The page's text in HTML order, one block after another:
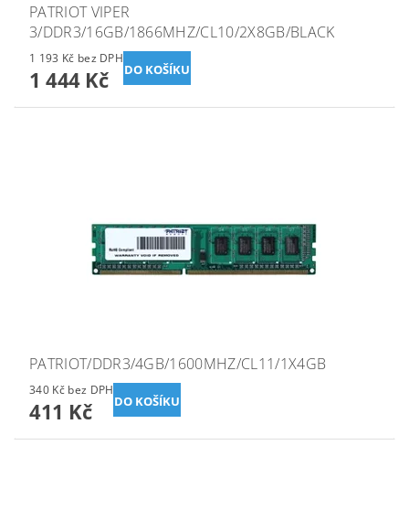
PATRIOT VIPER
3/DDR3/16GB/1866MHZ/CL10/2X8GB/BLACK
1 193 Kč bez DPH
1 444 Kč
PATRIOT/DDR3/4GB/1600MHZ/CL11/1X4GB
340 Kč bez DPH
411 Kč